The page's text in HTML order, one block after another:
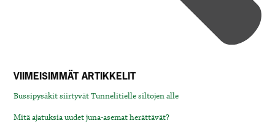
VIIMEISIMMÄT ARTIKKELIT
Bussipysäkit siirtyvät Tunnelitielle siltojen alle
Mitä ajatuksia uudet juna-asemat herättävät?